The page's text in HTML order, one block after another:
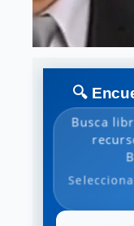
🔍
Busca